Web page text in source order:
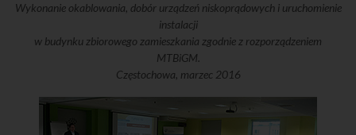
Wykonanie okablowania, dobór urządzeń niskoprądowych i uruchomienie
instalacji
w budynku zbiorowego zamieszkania zgodnie z rozporządzeniem
MTBiGM.
Częstochowa, marzec 2016